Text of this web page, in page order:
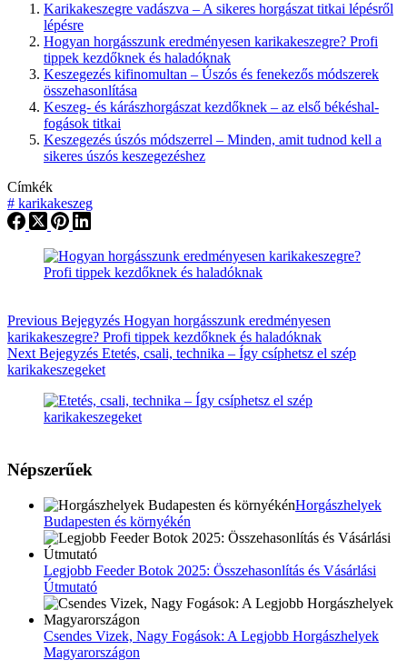
Karikakeszegre vadászva – A sikeres horgászat titkai lépésről
lépésre
Hogyan horgásszunk eredményesen karikakeszegre? Profi
tippek kezdőknek és haladóknak
Keszegezés kifinomultan – Úszós és fenekezős módszerek
összehasonlítása
Keszeg- és kárászhorgászat kezdőknek – az első békéshal-
fogások titkai
Keszegezés úszós módszerrel – Minden, amit tudnod kell a
sikeres úszós keszegezéshez
Címkék
# karikakeszeg
Previous Bejegyzés Hogyan horgásszunk eredményesen
karikakeszegre? Profi tippek kezdőknek és haladóknak
Next Bejegyzés Etetés, csali, technika – Így csíphetsz el szép
karikakeszegeket
Népszerűek
Horgászhelyek
Budapesten és környékén
Legjobb Feeder Botok 2025: Összehasonlítás és Vásárlási
Útmutató
Csendes Vizek, Nagy Fogások: A Legjobb Horgászhelyek
Magyarországon